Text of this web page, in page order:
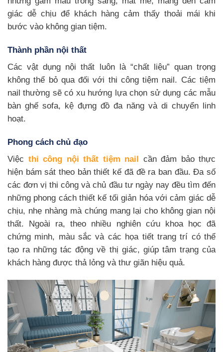
giác dễ chịu để khách hàng cảm thấy thoải mái khi
bước vào không gian tiệm.
Thành phần nội thất
Các vật dụng nội thất luôn là “chất liệu” quan trọng
không thể bỏ qua đối với thi công tiệm nail. Các tiệm
nail thường sẽ có xu hướng lựa chọn sử dụng các mẫu
bàn ghế sofa, kệ đựng đồ đa năng và di chuyển linh
hoạt.
Phong cách chủ đạo
Việc thi công nội thất tiệm nail cần đảm bảo thực
hiện bám sát theo bản thiết kế đã đề ra ban đầu. Đa số
các đơn vị thi công và chủ đầu tư ngày nay đều tìm đến
những phong cách thiết kế tối giản hóa với cảm giác dễ
chịu, nhẹ nhàng mà chúng mang lại cho không gian nội
thất. Ngoài ra, theo nhiều nghiên cứu khoa học đã
chứng minh, màu sắc và các họa tiết trang trí có thể
tạo ra những tác động về thị giác, giúp tâm trạng của
khách hàng được thả lỏng và thư giãn hiệu quả.